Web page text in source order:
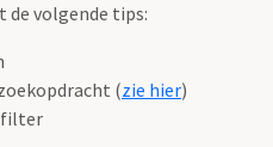
de volgende tips:
(zie hier)
filter